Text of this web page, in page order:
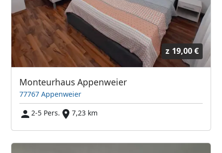
z 19,00 €
Monteurhaus Appenweier
77767 Appenweier
2-5 Pers.
7,23 km